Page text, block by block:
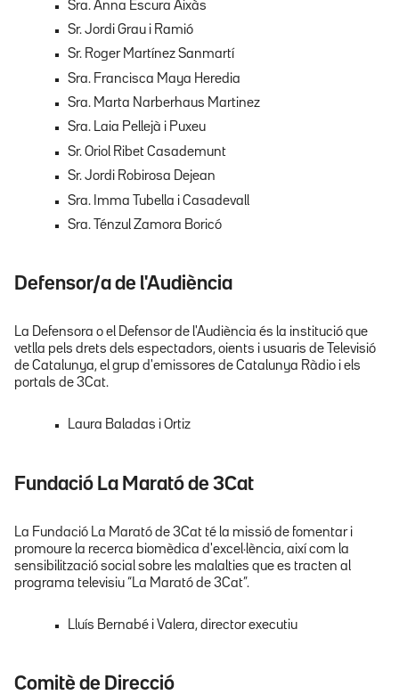
Sra. Anna Escura Aixàs
Sr. Jordi Grau i Ramió
Sr. Roger Martínez Sanmartí
Sra. Francisca Maya Heredia
Sra. Marta Narberhaus Martinez
Sra. Laia Pellejà i Puxeu
Sr. Oriol Ribet Casademunt
Sr. Jordi Robirosa Dejean
Sra. Imma Tubella i Casadevall
Sra. Ténzul Zamora Boricó
Defensor/a de l'Audiència
La Defensora o el Defensor de l'Audiència és la institució que
vetlla pels drets dels espectadors, oients i usuaris de Televisió
de Catalunya, el grup d'emissores de Catalunya Ràdio i els
portals de 3Cat.
Laura Baladas i Ortiz
Fundació La Marató de 3Cat
La Fundació La Marató de 3Cat té la missió de fomentar i
promoure la recerca biomèdica d'excel·lència, així com la
sensibilització social sobre les malalties que es tracten al
programa televisiu “La Marató de 3Cat”.
Lluís Bernabé i Valera, director executiu
Comitè de Direcció